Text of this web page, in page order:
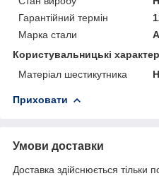
Гарантійний термін
Марка стали
Користувальницькі
Матеріал шестикутника
Приховати
Умови доставки
Доставка здійснюється тільки